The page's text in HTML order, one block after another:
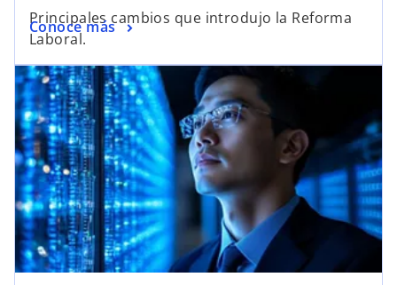
Principales cambios que introdujo la Reforma
Laboral.
Conoce más